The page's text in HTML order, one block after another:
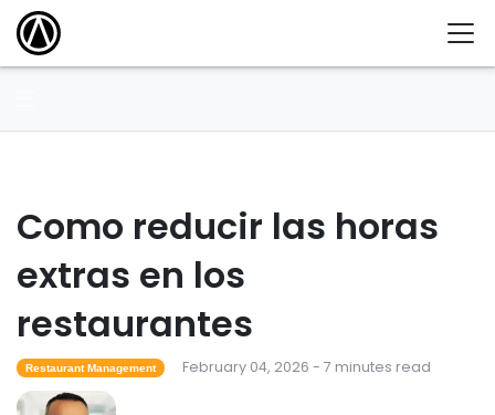
Como reducir las horas
extras en los
restaurantes
Restaurant Management February 04, 2026 - 7 minutes read